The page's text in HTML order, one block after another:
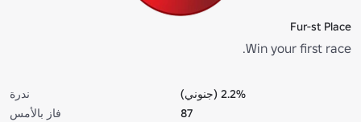
Fur-st Place
Win your first race.
ندرة
2.2% (جنوني)
فاز بالأمس
87